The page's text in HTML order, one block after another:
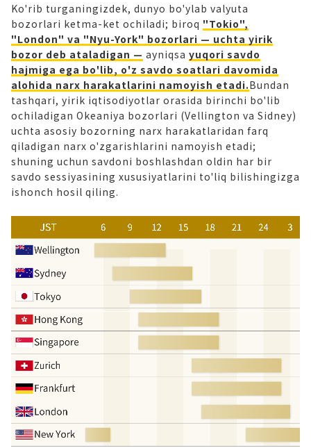
Ko'rib turganingizdek, dunyo bo'ylab valyuta
bozorlari ketma-ket ochiladi; biroq "Tokio",
"London" va "Nyu-York" bozorlari — uchta yirik
bozor deb ataladigan — ayniqsa yuqori savdo
hajmiga ega bo'lib, o'z savdo soatlari davomida
alohida narx harakatlarini namoyish etadi.Bundan
tashqari, yirik iqtisodiyotlar orasida birinchi bo'lib
ochiladigan Okeaniya bozorlari (Vellington va Sidney)
uchta asosiy bozorning narx harakatlaridan farq
qiladigan narx o'zgarishlarini namoyish etadi;
shuning uchun savdoni boshlashdan oldin har bir
savdo sessiyasining xususiyatlarini to'liq bilishingizga
ishonch hosil qiling.